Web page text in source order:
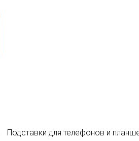
Подставки для телефонов и